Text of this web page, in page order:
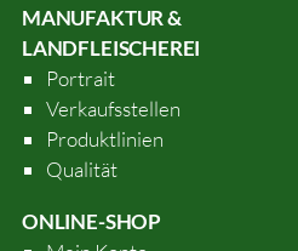
MANUFAKTUR &
LANDFLEISCHEREI
Portrait
Verkaufsstellen
Produktlinien
Qualität
ONLINE-SHOP